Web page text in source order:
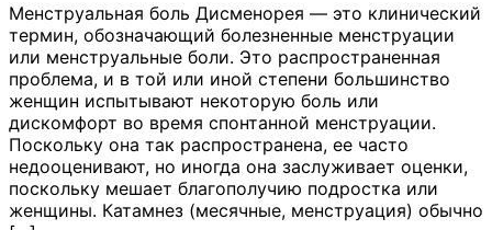
Менструальная боль Дисменорея — это клинический
термин, обозначающий болезненные менструации
или менструальные боли. Это распространенная
проблема, и в той или иной степени большинство
женщин испытывают некоторую боль или
дискомфорт во время спонтанной менструации.
Поскольку она так распространена, ее часто
недооценивают, но иногда она заслуживает оценки,
поскольку мешает благополучию подростка или
женщины. Катамнез (месячные, менструация) обычно